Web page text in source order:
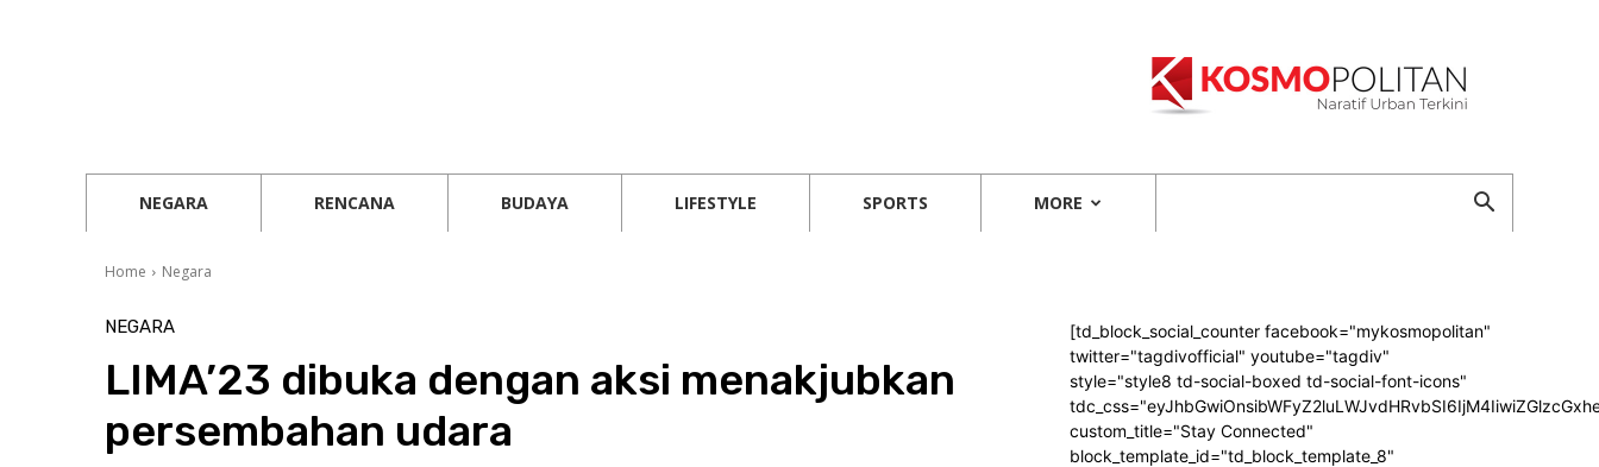
NEGARA RENCANA BUDAYA LIFESTYLE SPORTS MORE
Home Negara
NEGARA
LIMA’23 dibuka dengan aksi menakjubkan
persembahan udara
[td_block_social_counter facebook="mykosmopolitan"
twitter="tagdivofficial" youtube="tagdiv"
style="style8 td-social-boxed td-social-font-icons"
custom_title="Stay Connected"
block_template_id="td_block_template_8"